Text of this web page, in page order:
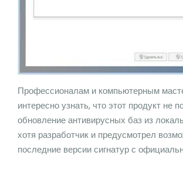
Профессионалам и компьютерным
интересно узнать, что этот продукт не
обновление антивирусных баз из
хотя разработчик и предусмотрел
последние версии сигнатур с